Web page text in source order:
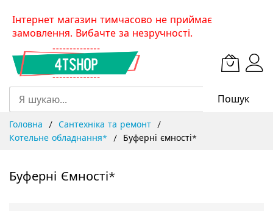
SkipІнтернет магазин тимчасово не приймає
замовлення. Вибачте за незручності.
Пошук
Головна
Сантехніка та ремонт
Котельне обладнання*
Буферні ємності*
Буферні Ємності*